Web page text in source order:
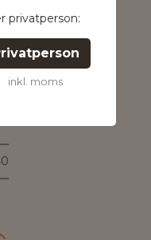
privatperson:
inkl. moms